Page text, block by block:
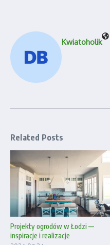
Kwiatoholik
Related Posts
Projekty ogrodów w Łodzi —
inspiracje i realizacje